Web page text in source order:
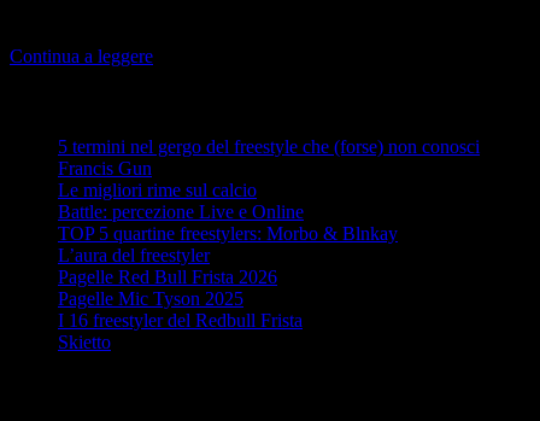
Continua a leggere
5 termini nel gergo del freestyle che (forse) non conosci
Francis Gun
Le migliori rime sul calcio
Battle: percezione Live e Online
TOP 5 quartine freestylers: Morbo & Blnkay
L’aura del freestyler
Pagelle Red Bull Frista 2026
Pagelle Mic Tyson 2025
I 16 freestyler del Redbull Frista
Skietto